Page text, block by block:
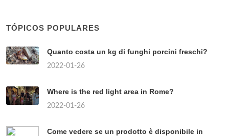
TÓPICOS POPULARES
Quanto costa un kg di funghi porcini freschi?
2022-01-26
Where is the red light area in Rome?
2022-01-26
Come vedere se un prodotto è disponibile in